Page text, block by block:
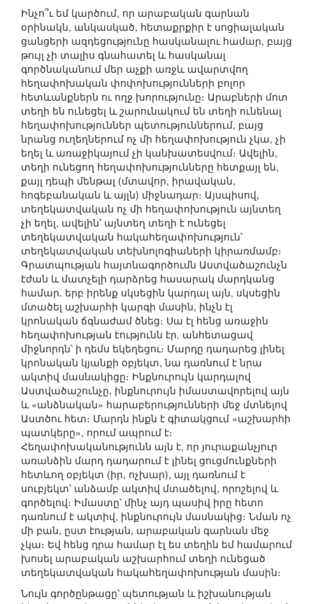
Ինչո՞ւ եմ կարծում, որ արաբական գարնան
օրինակն, անկասկած, հետաքրքիր է սոցիալական
ցանցերի ազդեցությունը հասկանալու համար, բայց
թույլ չի տալիս գնահատել և հասկանալ
գործնականում մեր աչքի առջև ավարտվող
հեղափոխական փոփոխությունների բոլոր
հետևանքներն ու ողջ խորությունը։ Արաբների մոտ
տեղի են ունեցել և շարունակում են տեղի ունենալ
հեղափոխություններ պետություններում, բայց
նրանց ուղեղներում ոչ մի հեղափոխություն չկա, չի
եղել և առաջիկայում չի կանխատեսվում։ Ավելին,
տեղի ունեցող հեղափոխությունները հետքայլ են,
քայլ դեպի մենթալ (մտավոր, իրավական,
հոգեբանական և այլն) միջնադար։ Այսպիսով,
տեղեկատվական ոչ մի հեղափոխություն այնտեղ
չի եղել, ավելին՝ այնտեղ տեղի է ունեցել
տեղեկատվական հակահեղափոխություն՝
տեղեկատվական տեխնոլոգիաների կիրառմամբ։
Գրատպության հայտնագործումն Աստվածաշունչն
էժան և մատչելի դարձրեց հասարակ մարդկանց
համար. երբ իրենք սկսեցին կարդալ այն, սկսեցին
մտածել աշխարհի կարգի մասին, ինչն էլ
կրոնական ճգնաժամ ծնեց։ Սա էլ հենց առաջին
հեղափոխության էությունն էր. անհետացավ
միջնորդն՝ ի դեմս եկեղեցու։ Մարդը դադարեց լինել
կրոնական կյանքի օբյեկտ, նա դառնում է նրա
ակտիվ մասնակիցը։ Ինքնուրույն կարդալով
Աստվածաշունչը, ինքնուրույն իմաստավորելով այն
և «անձնական» հարաբերությունների մեջ մտնելով
Աստծու հետ։ Մարդն ինքն է գիտակցում «աշխարհի
պատկերը», որում ապրում է։
Հեղափոխականությունն այն է, որ յուրաքանչյուր
առանձին մարդ դադարում է լինել ցուցմունքների
հետևող օբյեկտ (իր, ոչխար), այլ դառնում է
սուբյեկտ՝ անձամբ ակտիվ մտածելով, որոշելով և
գործելով։ Իմաստը՝ մինչ այդ պասիվ իրը հետո
դառնում է ակտիվ, ինքնուրույն մասնակից։ Նման ոչ
մի բան, ըստ էության, արաբական գարնան մեջ
չկա։ Եվ հենց դրա համար էլ ես տեղին եմ համարում
խոսել արաբական աշխարհում տեղի ունեցած
տեղեկատվական հակահեղափոխության մասին։
Նույն գործընթացը՝ պետության և իշխանության